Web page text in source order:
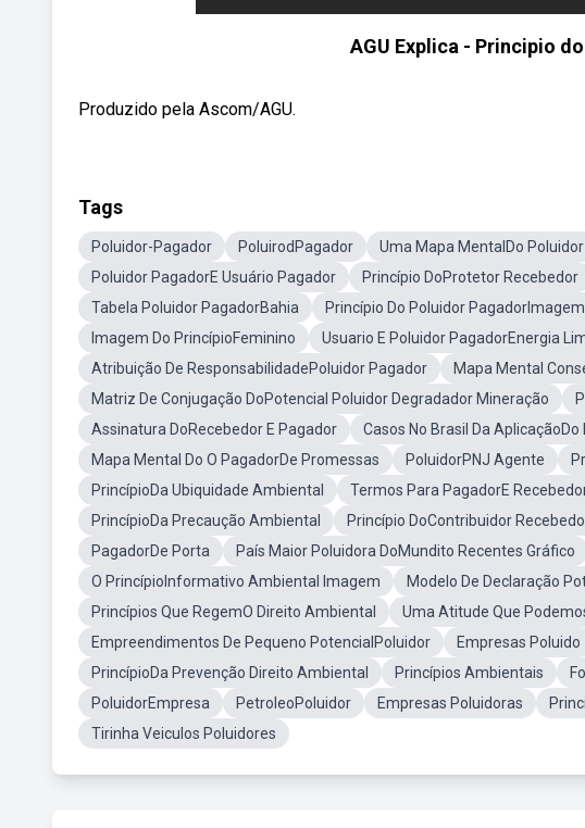
AGU Explica - Principio
Produzido pela Ascom/AGU.
Tags
Poluidor-Pagador PoluirodPagador Uma Mapa MentalDo
Poluidor PagadorE Usuário Pagador
Princípio DoProtetor Recebedor
Tabela Poluidor PagadorBahia
Princípio Do Poluidor PagadorImagem
Imagem Do PrincípioFeminino
Usuario E Poluidor PagadorEnergia
Atribuição De ResponsabilidadePoluidor Pagador
Mapa Mental
Matriz De Conjugação DoPotencial Poluidor Degradador Mineração
Assinatura DoRecebedor E Pagador
Casos No Brasil Da
Mapa Mental Do O PagadorDe Promessas
PoluidorPNJ Agente
PrincípioDa Ubiquidade Ambiental
Termos Para PagadorE
PrincípioDa Precaução Ambiental
Princípio DoContribuidor
PagadorDe Porta
País Maior Poluidora DoMundito Recentes Gráfico
O PrincípioInformativo Ambiental Imagem
Modelo De Declaração
Princípios Que RegemO Direito Ambiental
Uma Atitude Que
Empreendimentos De Pequeno PotencialPoluidor
Empresas Poluido
PrincípioDa Prevenção Direito Ambiental
Princípios Ambientais
PoluidorEmpresa
PetroleoPoluidor Empresas Poluidoras
Tirinha Veiculos Poluidores